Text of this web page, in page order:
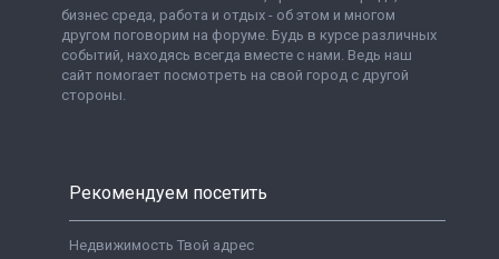
бизнес среда, работа и отдых - об этом и многом
другом поговорим на форуме. Будь в курсе различных
событий, находясь всегда вместе с нами. Ведь наш
сайт помогает посмотреть на свой город с другой
стороны.
Рекомендуем посетить
Недвижимость Твой адрес